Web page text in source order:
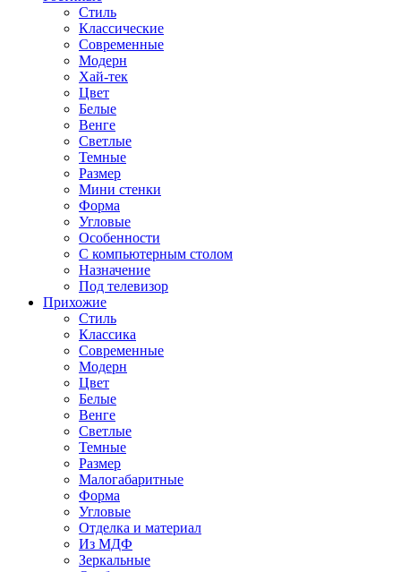
Стиль
Классические
Современные
Модерн
Хай-тек
Цвет
Белые
Венге
Светлые
Темные
Размер
Мини стенки
Форма
Угловые
Особенности
С компьютерным столом
Назначение
Под телевизор
Прихожие
Стиль
Классика
Современные
Модерн
Цвет
Белые
Венге
Светлые
Темные
Размер
Малогабаритные
Форма
Угловые
Отделка и материал
Из МДФ
Зеркальные